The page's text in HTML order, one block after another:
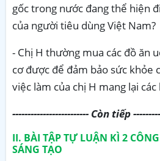
gốc trong nước đang thể hiện
của người tiêu dùng Việt Nam?
- Chị H thường mua các đồ ăn
cơ được để đảm bảo sức khỏe
việc làm của chị H mang lại các
------------------------- Còn tiếp
II. BÀI TẬP TỰ LUẬN KÌ 2
SÁNG TẠO